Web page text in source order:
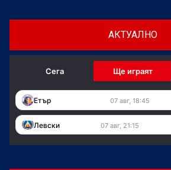
АКТУАЛНО
Сега Ще играят
Етър 07 авг, 18:45
Левски 07 авг, 21:15